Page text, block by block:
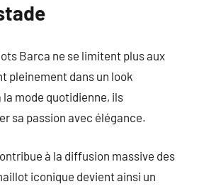
Barca ne se limitent plus aux
pleinement dans un look
mode quotidienne, ils
sa passion avec élégance.
à la diffusion massive des
iconique devient ainsi un